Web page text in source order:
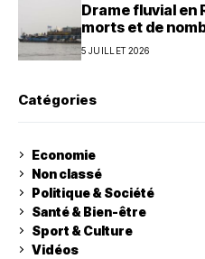
Drame fluvial en
morts et de
5 JUILLET 2026
Catégories
Economie
Non classé
Politique & Société
Santé & Bien-être
Sport & Culture
Vidéos